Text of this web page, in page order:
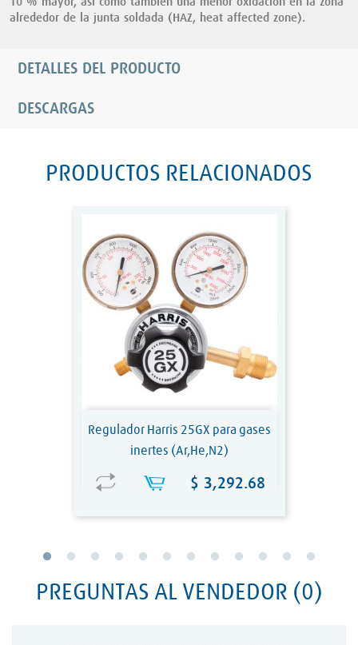
alrededor de la junta soldada (HAZ, heat affected zone).
DETALLES DEL PRODUCTO
DESCARGAS
PRODUCTOS RELACIONADOS
Regulador Harris 25GX para gases
inertes (Ar,He,N2)
$ 3,292.68
Precio
PREGUNTAS AL VENDEDOR (0)